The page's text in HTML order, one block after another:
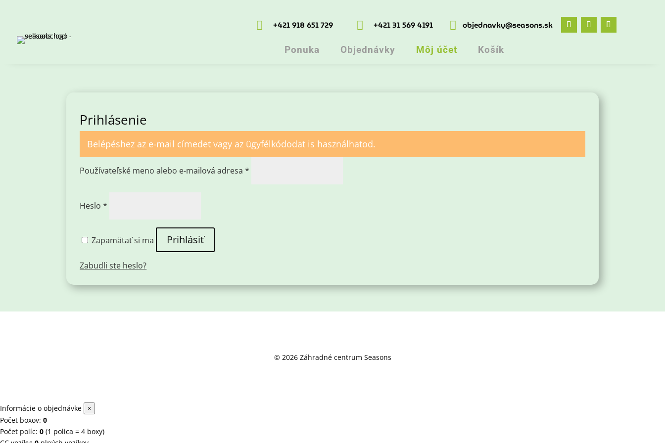
 +421 918 651 729  +421 31 569 4191  objednavky@seasons.sk
Ponuka Objednávky Môj účet Košík
Prihlásenie
Belépéshez az e-mail címedet vagy az ügyfélkódodat is használhatod.
Používateľské meno alebo e-mailová adresa*
Heslo*
Zapamätať si ma Prihlásiť
Zabudli ste heslo?
© 2026 Záhradné centrum Seasons
Informácie o objednávke ×
Počet boxov: 0
Počet políc: 0 (1 polica = 4 boxy)